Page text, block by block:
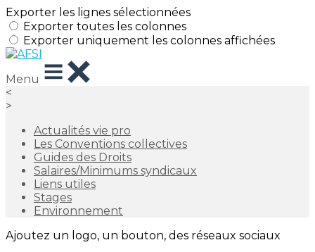
Exporter les lignes sélectionnées
Exporter toutes les colonnes
Exporter uniquement les colonnes affichées
Menu
<
>
Actualités vie pro
Les Conventions collectives
Guides des Droits
Salaires/Minimums syndicaux
Liens utiles
Stages
Environnement
Ajoutez un logo, un bouton, des réseaux sociaux